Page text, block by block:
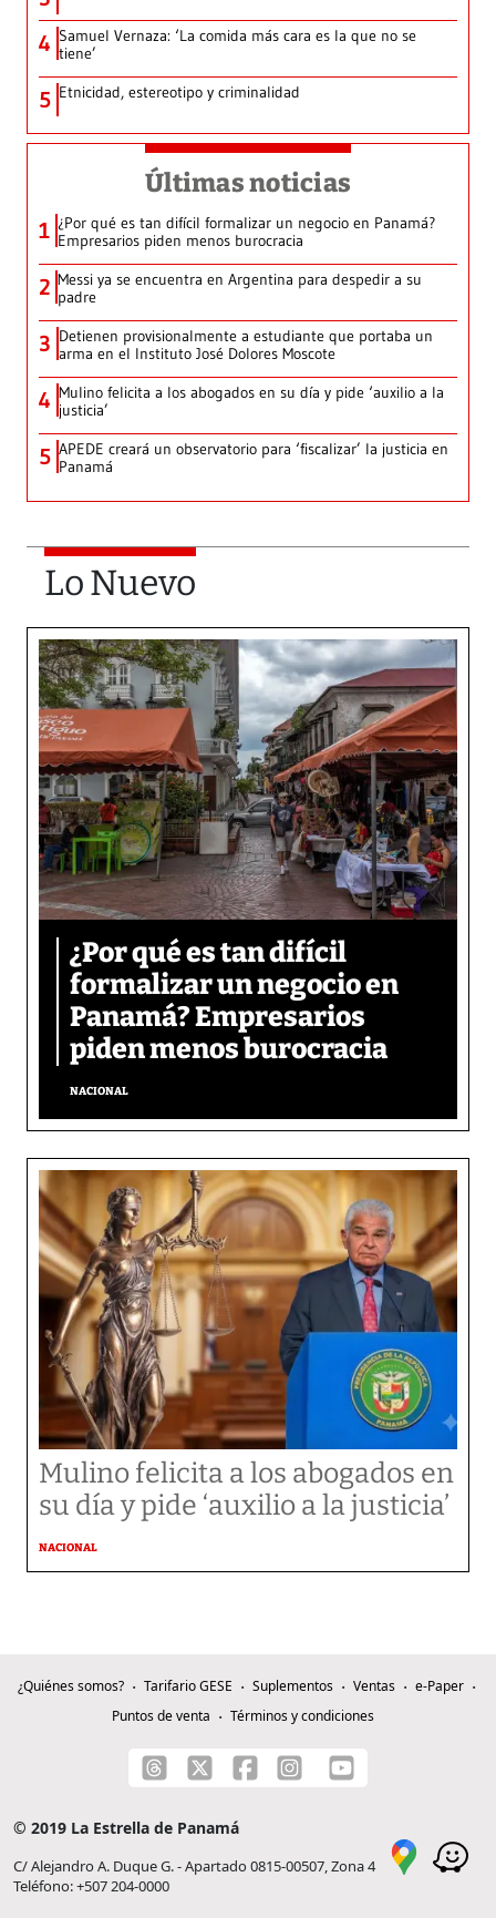
4 Samuel Vernaza: ‘La comida más cara es la que no se
tiene’
5 Etnicidad, estereotipo y criminalidad
Últimas noticias
1 ¿Por qué es tan difícil formalizar un negocio en Panamá?
Empresarios piden menos burocracia
2 Messi ya se encuentra en Argentina para despedir a su
padre
3 Detienen provisionalmente a estudiante que portaba un
arma en el Instituto José Dolores Moscote
4 Mulino felicita a los abogados en su día y pide ‘auxilio a la
justicia’
5 APEDE creará un observatorio para ‘fiscalizar’ la justicia en
Panamá
Lo Nuevo
¿Por qué es tan difícil
formalizar un negocio en
Panamá? Empresarios
piden menos burocracia
NACIONAL
Mulino felicita a los abogados en
su día y pide ‘auxilio a la justicia’
NACIONAL
¿Quiénes somos? Tarifario GESE Suplementos Ventas
e-Paper
Puntos de venta
Términos y condiciones
© 2019 La Estrella de Panamá
C/ Alejandro A. Duque G. - Apartado 0815-00507, Zona 4
Teléfono: +507 204-0000